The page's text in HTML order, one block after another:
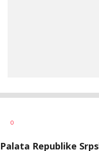
AUTOR
0
Palata Republike